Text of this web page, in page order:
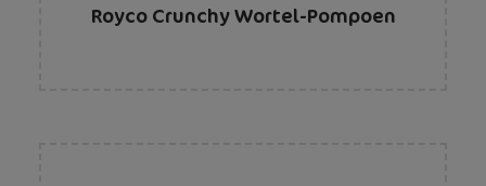
Royco Crunchy Wortel-Pompoen